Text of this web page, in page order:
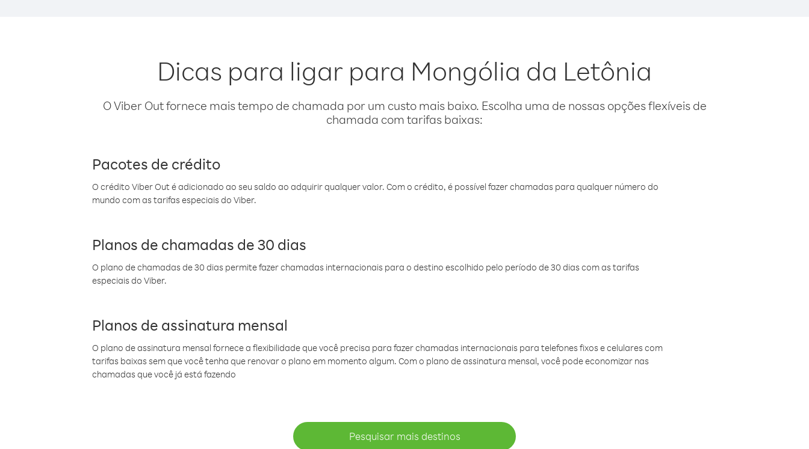
Dicas para ligar para Mongólia da Letônia
O Viber Out fornece mais tempo de chamada por um custo mais baixo. Escolha uma de nossas opções flexíveis de
chamada com tarifas baixas:
Pacotes de crédito
O crédito Viber Out é adicionado ao seu saldo ao adquirir qualquer valor. Com o crédito, é possível fazer chamadas para qualquer número do
mundo com as tarifas especiais do Viber.
Planos de chamadas de 30 dias
O plano de chamadas de 30 dias permite fazer chamadas internacionais para o destino escolhido pelo período de 30 dias com as tarifas
especiais do Viber.
Planos de assinatura mensal
O plano de assinatura mensal fornece a flexibilidade que você precisa para fazer chamadas internacionais para telefones fixos e celulares com
tarifas baixas sem que você tenha que renovar o plano em momento algum. Com o plano de assinatura mensal, você pode economizar nas
chamadas que você já está fazendo
Pesquisar mais destinos